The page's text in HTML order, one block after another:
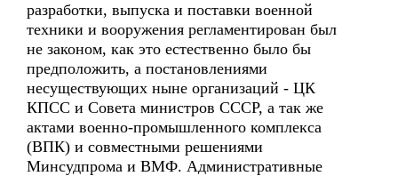
разработки, выпуска и поставки военной
техники и вооружения регламентирован был
не законом, как это естественно было бы
предположить, а постановлениями
несуществующих ныне организаций - ЦК
КПСС и Совета министров СССР, а так же
актами военно-промышленного комплекса
(ВПК) и совместными решениями
Минсудпрома и ВМФ. Административные